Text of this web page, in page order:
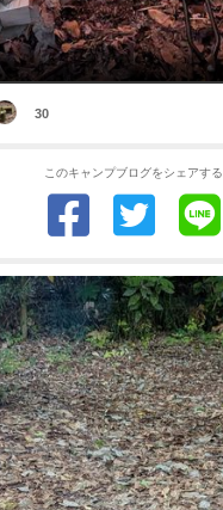
30
このキャンプブログをシェアする